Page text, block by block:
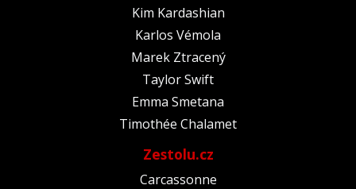
Kim Kardashian
Karlos Vémola
Marek Ztracený
Taylor Swift
Emma Smetana
Timothée Chalamet
Zestolu.cz
Carcassonne